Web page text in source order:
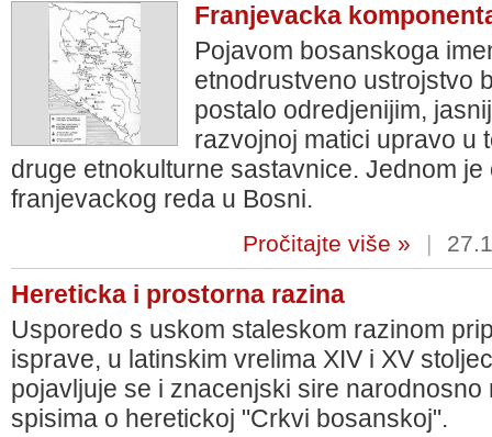
Franjevacka
Pojavom bosanskoga
etnodrustveno ustrojstvo
postalo odredjenijim,
razvojnoj matici upravo u
druge etnokulturne sastavnice. Jednom
franjevackog reda u Bosni.
Pročitajte više » |
Hereticka i prostorna razina
Usporedo s uskom staleskom razinom
isprave, u latinskim vrelima XIV i XV
pojavljuje se i znacenjski sire
spisima o heretickoj "Crkvi bosanskoj".